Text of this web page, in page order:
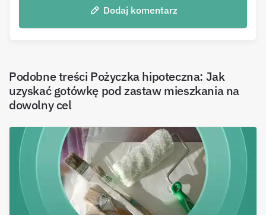
Dodaj komentarz
Podobne treści Pożyczka hipoteczna: Jak
uzyskać gotówkę pod zastaw mieszkania na
dowolny cel